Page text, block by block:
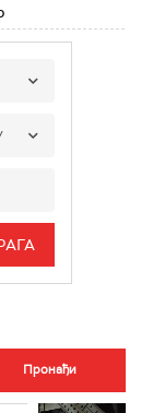
1
3